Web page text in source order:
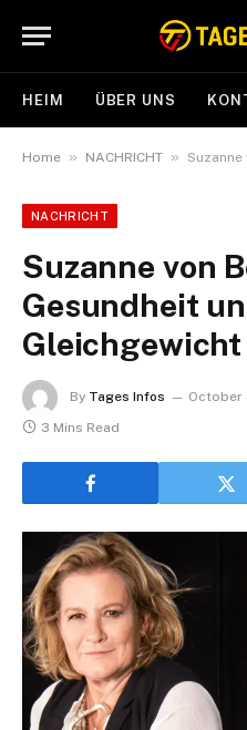
HEIM ÜBER UNS
Home » NACHRICHT » Suzanne von
NACHRICHT
Suzanne von
Gesundheit
Gleichgewicht
By Tages Infos October
3 Mins Read